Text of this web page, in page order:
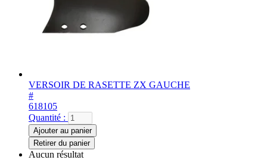
VERSOIR DE RASETTE ZX GAUCHE
#
618105
Quantité :
Ajouter au panier
Retirer du panier
Aucun résultat